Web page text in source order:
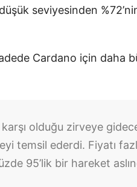
seviyesinden
Cardano için daha
karşı olduğu zirveye
temsil ederdi. Fiyatı
95’lik bir hareket